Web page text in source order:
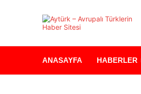
ANASAYFA HABERLER